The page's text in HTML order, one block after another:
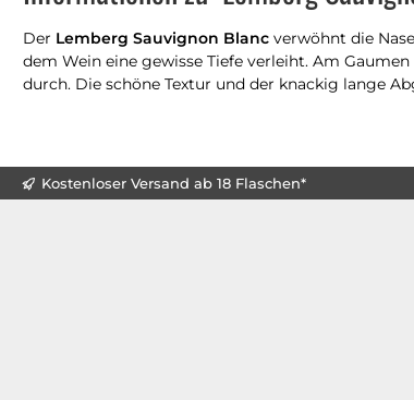
Der Lemberg Sauvignon Blanc verwöhnt die
dem Wein eine gewisse Tiefe verleiht. Am
durch. Die schöne Textur und der knackig lange
Kostenloser Versand ab 18 Flaschen*